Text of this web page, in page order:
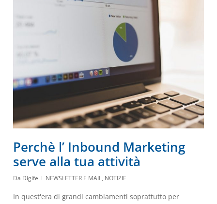
Perchè l’ Inbound Marketing
serve alla tua attività
Da Digife NEWSLETTER E MAIL, NOTIZIE
In quest'era di grandi cambiamenti soprattutto per